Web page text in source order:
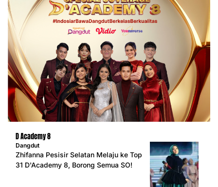
D Academy 8
Dangdut
Zhifanna Pesisir Selatan Melaju ke Top
31 D'Academy 8, Borong Semua SO!